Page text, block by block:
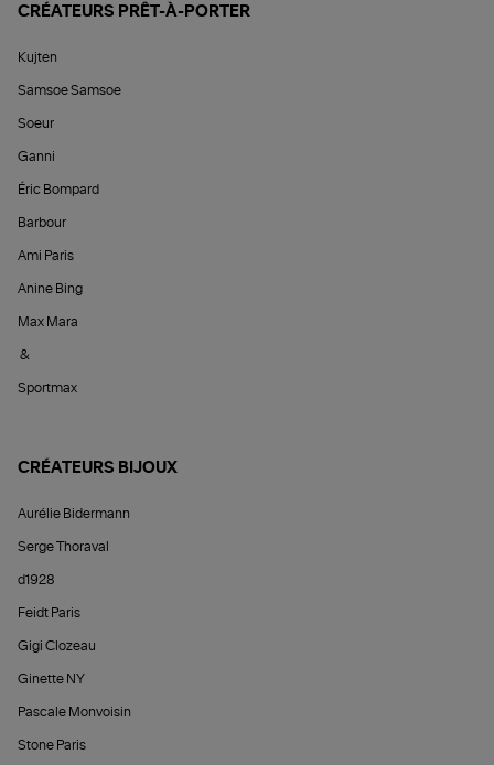
CRÉATEURS PRÊT-À-PORTER
Kujten
Samsoe Samsoe
Soeur
Ganni
Éric Bompard
Barbour
Ami Paris
Anine Bing
Max Mara
&
Sportmax
CRÉATEURS BIJOUX
Aurélie Bidermann
Serge Thoraval
d1928
Feidt Paris
Gigi Clozeau
Ginette NY
Pascale Monvoisin
Stone Paris